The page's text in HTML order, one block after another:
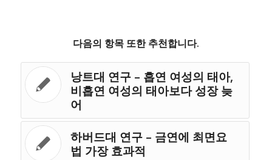
다음의 항목 또한 추천합니다.
낭트대 연구 – 흡연 여성의 태아,
비흡연 여성의 태아보다 성장 늦
어
하버드대 연구 – 금연에 최면요
법 가장 효과적